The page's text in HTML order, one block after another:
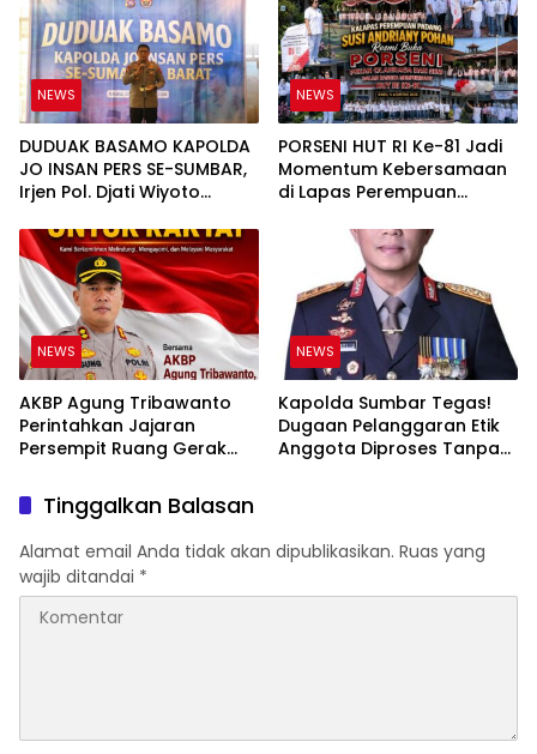
NEWS
DUDUAK BASAMO KAPOLDA
JO INSAN PERS SE-SUMBAR,
Irjen Pol. Djati Wiyoto
Ruang bagi Pelanggar
Hukum di Internal Polri
NEWS
PORSENI HUT RI Ke-81 Jadi
Momentum Kebersamaan
di Lapas Perempuan
NEWS
AKBP Agung Tribawanto
Perintahkan Jajaran
Persempit Ruang Gerak
Pasaman Barat
NEWS
Kapolda Sumbar Tegas!
Dugaan Pelanggaran Etik
Anggota Diproses Tanpa
Tinggalkan Balasan
Alamat email Anda tidak akan dipublikasikan. Ruas yang
wajib ditandai *